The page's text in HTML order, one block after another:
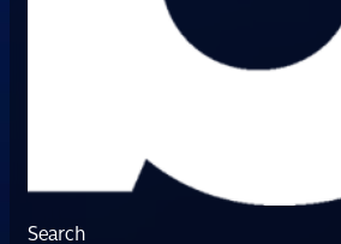
Search